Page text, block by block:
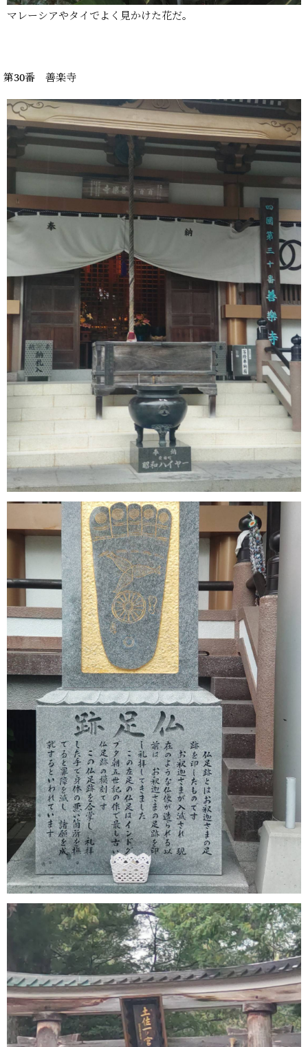
マレーシアやタイでよく見かけた花だ。
第30番 善楽寺